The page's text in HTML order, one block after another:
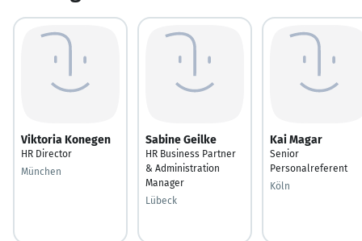
Viktoria Konegen
HR Director
München
Sabine Geilke
HR Business Partner
& Administration
Manager
Lübeck
Kai Magar
Senior
Personalreferent
Köln